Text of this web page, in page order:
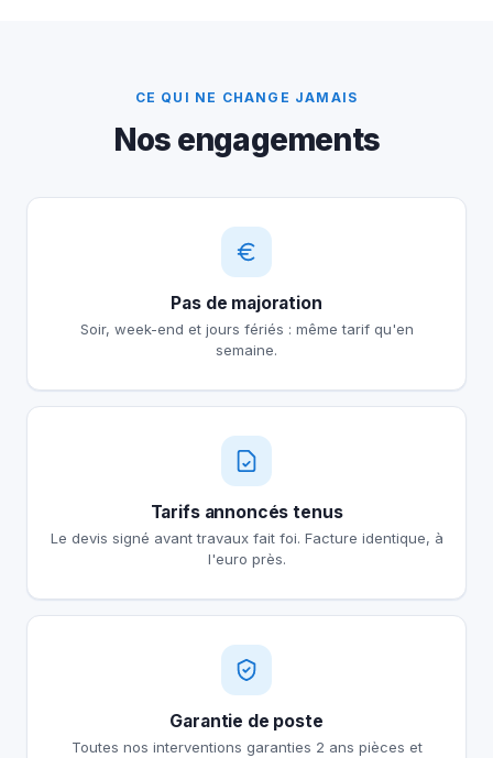
CE QUI NE CHANGE JAMAIS
Nos engagements
Pas de majoration
Soir, week-end et jours fériés : même tarif qu'en
semaine.
Tarifs annoncés tenus
Le devis signé avant travaux fait foi. Facture identique, à
l'euro près.
Garantie de poste
Toutes nos interventions garanties 2 ans pièces et